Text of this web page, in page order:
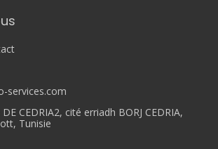
services.com
CEDRIA2, cité erriadh BORJ CEDRIA,
Tunisie